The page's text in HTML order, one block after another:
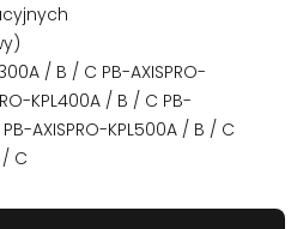
/ B / C PB-AXISPRO-
KPL400A / B / C PB-
AXISPRO-KPL500A / B / C
/ C